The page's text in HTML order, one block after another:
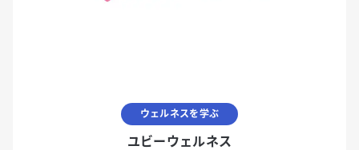
ウェルネスを学ぶ
ユビーウェルネス